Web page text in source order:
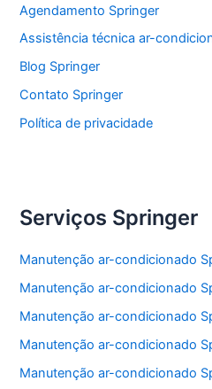
o
k
p
Agendamento Springer
Assistência técnica ar-
Blog Springer
Contato Springer
Política de privacidade
Serviços Springer
Manutenção ar-condicionado
Manutenção ar-condicionado
Manutenção ar-condicionado
Manutenção ar-condicionado
Manutenção ar-condicionado